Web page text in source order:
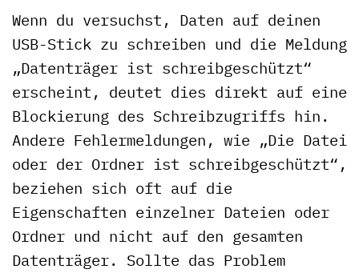
Wenn du versuchst, Daten auf deinen
USB-Stick zu schreiben und die Meldung
„Datenträger ist schreibgeschützt“
erscheint, deutet dies direkt auf eine
Blockierung des Schreibzugriffs hin.
Andere Fehlermeldungen, wie „Die Datei
oder der Ordner ist schreibgeschützt“,
beziehen sich oft auf die
Eigenschaften einzelner Dateien oder
Ordner und nicht auf den gesamten
Datenträger. Sollte das Problem